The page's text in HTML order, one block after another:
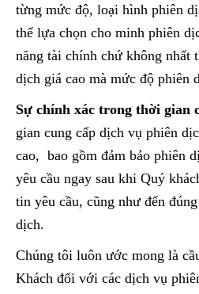
từng mức độ, loại hình phiên
thể lựa chọn cho minh phiên
năng tài chính chứ không nhất
dịch giá cao mà mức độ phiên
Sự chính xác trong thời gian
gian cung cấp dịch vụ phiên
cao, bao gồm đảm bảo phiên
yêu cầu ngay sau khi Quý
tin yêu cầu, cũng như đến
dịch.
Chúng tôi luôn ước mong là
Khách đối với các dịch vụ